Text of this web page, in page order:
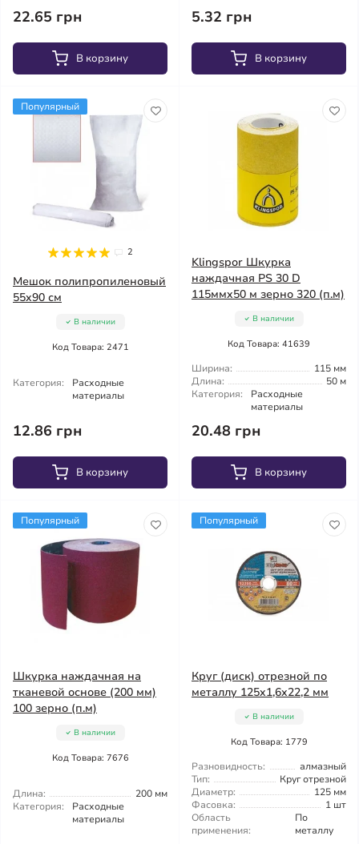
22.65 грн
В корзину
5.32 грн
В корзину
Популярный
2
Мешок полипропиленовый
55x90 см
В наличии
Код Товара: 2471
Категория:
Расходные
материалы
12.86 грн
В корзину
Klingspor Шкурка
наждачная PS 30 D
115ммx50 м зерно 320 (п.м)
В наличии
Код Товара: 41639
Ширина:
115 мм
Длина:
50 м
Категория:
Расходные
материалы
20.48 грн
В корзину
Популярный
Шкурка наждачная на
тканевой основе (200 мм)
100 зерно (п.м)
В наличии
Код Товара: 7676
Длина:
200 мм
Категория:
Расходные
материалы
Популярный
Круг (диск) отрезной по
металлу 125x1,6x22,2 мм
В наличии
Код Товара: 1779
Разновидность:
алмазный
Тип:
Круг отрезной
Диаметр:
125 мм
Фасовка:
1 шт
Область
применения:
По
металлу